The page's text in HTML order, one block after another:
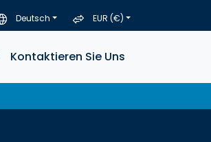
Deutsch EUR (€)
Kontaktieren Sie Uns